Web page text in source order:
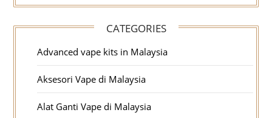
CATEGORIES
Advanced vape kits in Malaysia
Aksesori Vape di Malaysia
Alat Ganti Vape di Malaysia